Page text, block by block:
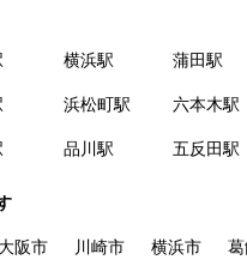
す。
７.「本会員制度」とは、会員
８.「本規約等」とは、本規約、
ョン注文書を意味します。
９.「契約期間開始日」とは、
横浜駅 蒲田駅
浜松町駅 六本木駅
品川駅 五反田駅
阪市 川崎市 横浜市